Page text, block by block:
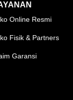
Online Resmi
Fisik & Partners
Garansi